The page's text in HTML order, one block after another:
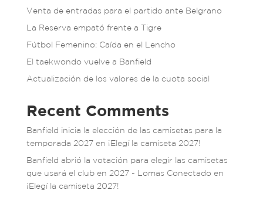
Venta de entradas para el partido ante Belgrano
La Reserva empató frente a Tigre
Fútbol Femenino: Caída en el Lencho
El taekwondo vuelve a Banfield
Actualización de los valores de la cuota social
Recent Comments
Banfield inicia la elección de las camisetas para la
temporada 2027en ¡Elegí la camiseta 2027!
Banfield abrió la votación para elegir las camisetas
que usará el club en 2027 - Lomas Conectado en
¡Elegí la camiseta 2027!